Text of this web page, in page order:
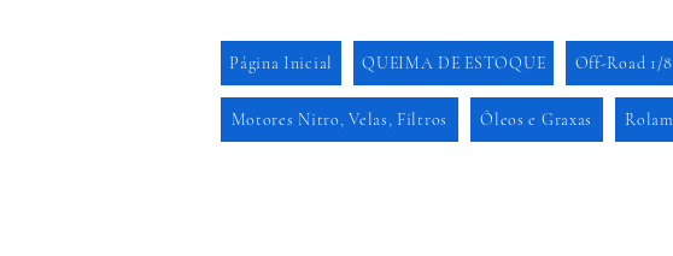
Página Inicial QUEIMA DE ESTOQUE Off-Road 1/8
Motores Nitro, Velas, Filtros Óleos e Graxas